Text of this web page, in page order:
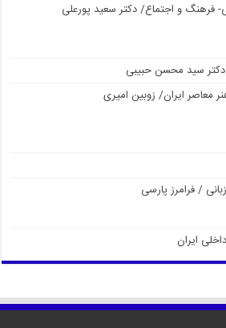
فرهنگ و اجتماع/ دکتر سعید پورعلی
سید محسن حبیبی
معاصر ایران/ زوبین امیری
/ فرامرز پارسی
ایران